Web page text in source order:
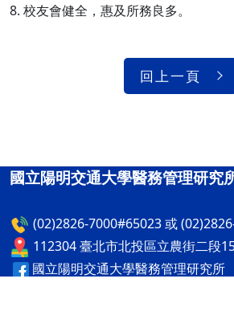
8. 校友會健全，惠及所務良多。
回上一頁
國立陽明交通大學醫務管理研究
(02)2826-7000#65023 或
112304 臺北市北投區立農街二段
國立陽明交通大學醫務管理研究所